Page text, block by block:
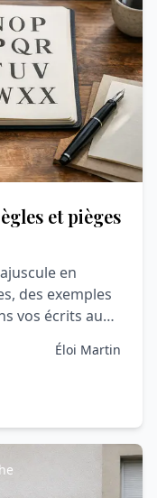
et pièges
en
des exemples
vos écrits au
Éloi Martin